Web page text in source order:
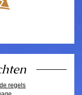
regels